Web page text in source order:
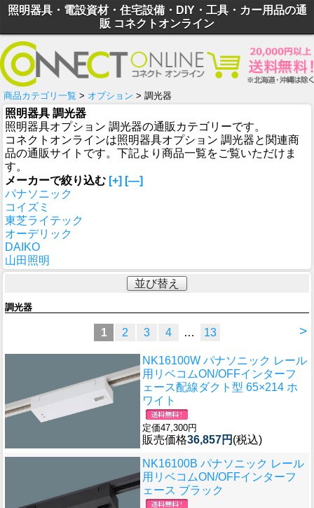
照明器具・電設資材・住宅設備・DIY・工具・カー用品の通
販 コネクトオンライン
商品カテゴリ一覧 > オプション > 調光器
照明器具 調光器
照明器具オプション 調光器の通販カテゴリーです。
コネクトオンラインは照明器具オプション 調光器と関連商
品の通販サイトです。下記より商品一覧をご覧いただけま
す。
メーカーで絞り込む [+] [—]
パナソニック
コイズミ
東芝ライテック
オーデリック
DAIKO
山田照明
並び替え
調光器
>
1 2 3 4 … 13
NK16100W パナソニック レール
用リベコムON/OFFインターフ
ェース配線ダクト型 65×214 ホ
ワイト
定価47,300円
販売価格36,857円 (税込)
NK16100B パナソニック レール
用リベコムON/OFFインターフ
ェース ブラック